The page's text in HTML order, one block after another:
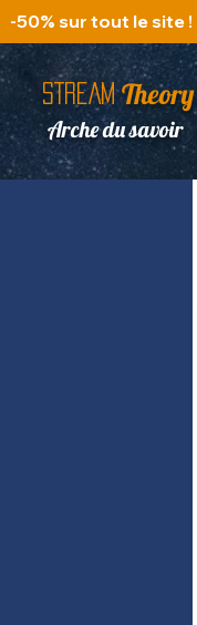
-50% sur tout le site
STREAM Theory
Arche du savoir